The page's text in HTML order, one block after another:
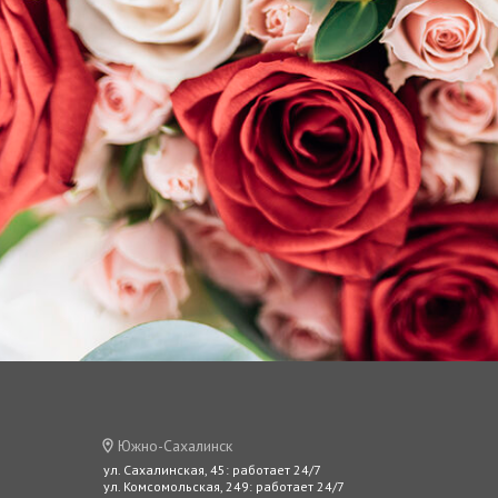
ул. Сахалинская, 45: работает 24/7
ул. Комсомольская, 249: работает 24/7
Южно-Сахалинск